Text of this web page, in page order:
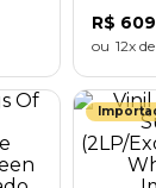
R$ 609
12